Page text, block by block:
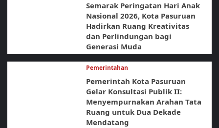
Semarak Peringatan Hari Anak
Nasional 2026, Kota Pasuruan
Hadirkan Ruang Kreativitas
dan Perlindungan bagi
Generasi Muda
Pemerintahan
Pemerintah Kota Pasuruan
Gelar Konsultasi Publik II:
Menyempurnakan Arahan Tata
Ruang untuk Dua Dekade
Mendatang